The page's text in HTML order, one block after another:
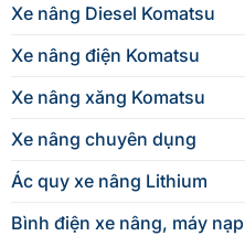
Xe nâng Diesel Komatsu
Xe nâng điện Komatsu
Xe nâng xăng Komatsu
Xe nâng chuyên dụng
Ác quy xe nâng Lithium
Bình điện xe nâng, máy nạp